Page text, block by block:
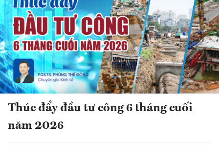
Thúc đẩy đầu tư công 6 tháng cuối
năm 2026